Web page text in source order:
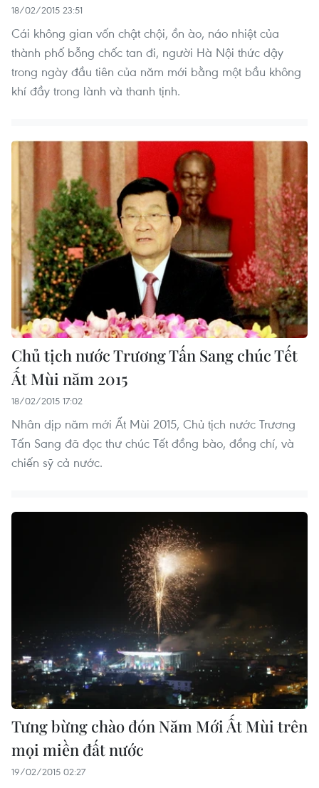
18/02/2015 23:51
Cái không gian vốn chật chội, ồn ào, náo nhiệt của
thành phố bỗng chốc tan đi, người Hà Nội thức dậy
trong ngày đầu tiên của năm mới bằng một bầu không
khí đầy trong lành và thanh tịnh.
Chủ tịch nước Trương Tấn Sang chúc Tết
Ất Mùi năm 2015
18/02/2015 17:02
Nhân dịp năm mới Ất Mùi 2015, Chủ tịch nước Trương
Tấn Sang đã đọc thư chúc Tết đồng bào, đồng chí, và
chiến sỹ cả nước.
Tưng bừng chào đón Năm Mới Ất Mùi trên
mọi miền đất nước
19/02/2015 02:27